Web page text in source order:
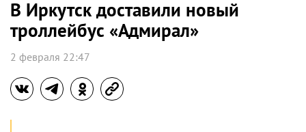
В Иркутск доставили новый
троллейбус «Адмирал»
2 февраля 22:47